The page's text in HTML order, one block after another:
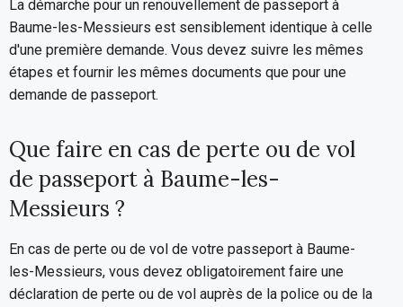
La démarche pour un renouvellement de passeport à
Baume-les-Messieurs est sensiblement identique à celle
d'une première demande. Vous devez suivre les mêmes
étapes et fournir les mêmes documents que pour une
demande de passeport.
Que faire en cas de perte ou de vol
de passeport à Baume-les-
Messieurs ?
En cas de perte ou de vol de votre passeport à Baume-
les-Messieurs, vous devez obligatoirement faire une
déclaration de perte ou de vol auprès de la police ou de la